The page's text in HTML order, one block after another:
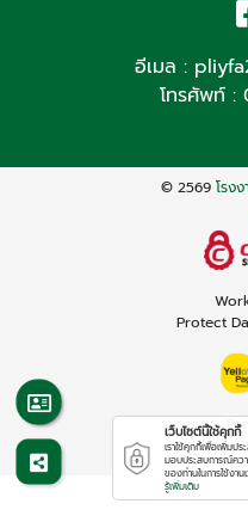
อีเมล :
โทรศัพท์ :
© 2569 โรง
Protect
เว็บไซต์นี้ใช้คุกกี้
เราใช้คุกกี้เพื่อเพิ่มปร
มอบประสบการณ์คว
ของท่านในการใช้งาน
รู้เพิ่มเติม